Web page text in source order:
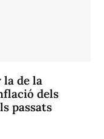
la de la
dels
passats